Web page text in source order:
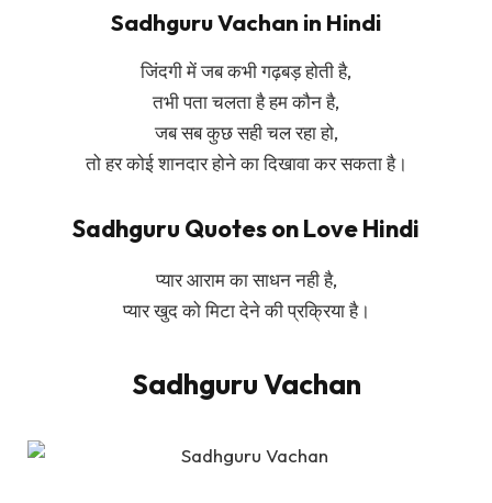
Sadhguru Vachan in Hindi
जिंदगी में जब कभी गढ़बड़ होती है,
तभी पता चलता है हम कौन है,
जब सब कुछ सही चल रहा हो,
तो हर कोई शानदार होने का दिखावा कर सकता है।
Sadhguru Quotes on Love Hindi
प्यार आराम का साधन नही है,
प्यार खुद को मिटा देने की प्रक्रिया है।
Sadhguru Vachan